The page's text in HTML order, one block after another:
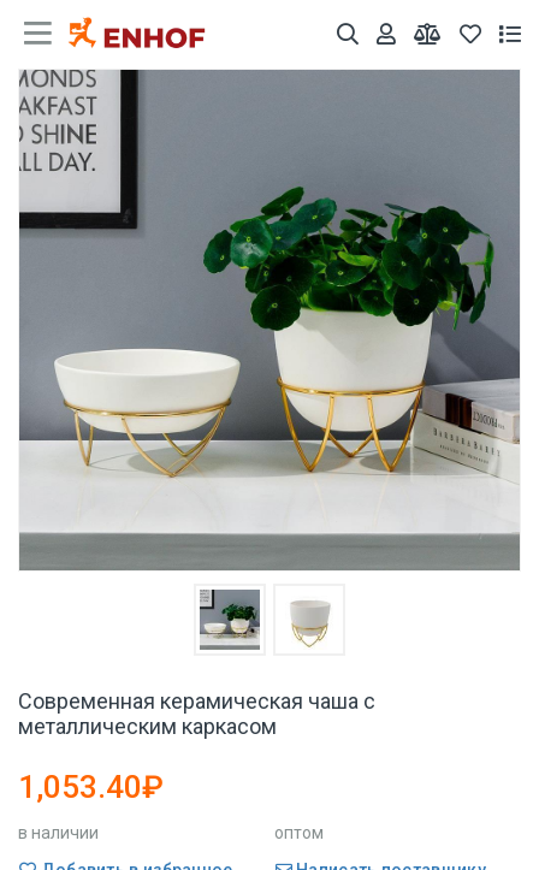
Современная керамическая чаша с
металлическим каркасом
1,053.40₽
в наличии
оптом